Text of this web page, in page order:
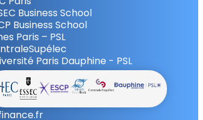
Business School
Business School
Paris – PSL
Paris Dauphine - PSL